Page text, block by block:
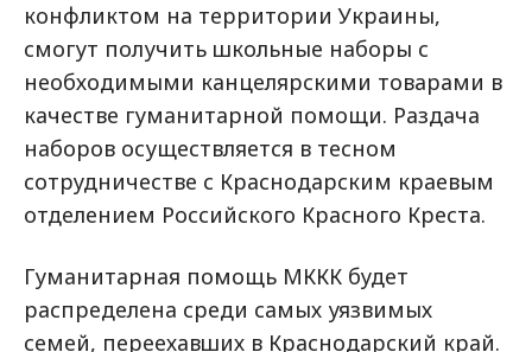
конфликтом на территории Украины,
смогут получить школьные наборы с
необходимыми канцелярскими товарами в
качестве гуманитарной помощи. Раздача
наборов осуществляется в тесном
сотрудничестве с Краснодарским краевым
отделением Российского Красного Креста.
Гуманитарная помощь МККК будет
распределена среди самых уязвимых
семей, переехавших в Краснодарский край.